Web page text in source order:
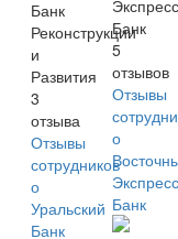
Банк
Реконструкции
и
Развития
3
отзыва
Отзывы
сотрудников
о
Уральский
Банк
Банк
5
отзывов
Отзывы
о
Банк